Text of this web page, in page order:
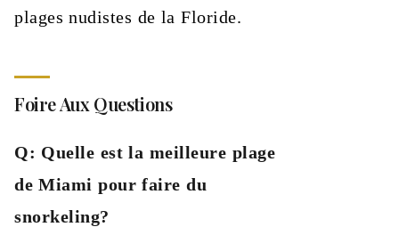
plages nudistes de la Floride.
Foire Aux Questions
Q: Quelle est la meilleure plage
de Miami pour faire du
snorkeling?